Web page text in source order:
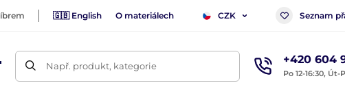
🇬🇧 English O materiálech CZK Seznam
Např. produkt, kategorie +420 604
Po 12-16:30, Út-